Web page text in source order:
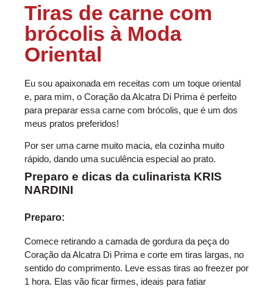
Tiras de carne com
brócolis à Moda
Oriental
Eu sou apaixonada em receitas com um toque oriental
e, para mim, o Coração da Alcatra Di Prima é perfeito
para preparar essa carne com brócolis, que é um dos
meus pratos preferidos!
Por ser uma carne muito macia, ela cozinha muito
rápido, dando uma suculência especial ao prato.
Preparo e dicas da culinarista KRIS
NARDINI
Preparo:
Comece retirando a camada de gordura da peça do
Coração da Alcatra Di Prima e corte em tiras largas, no
sentido do comprimento. Leve essas tiras ao freezer por
1 hora. Elas vão ficar firmes, ideais para fatiar